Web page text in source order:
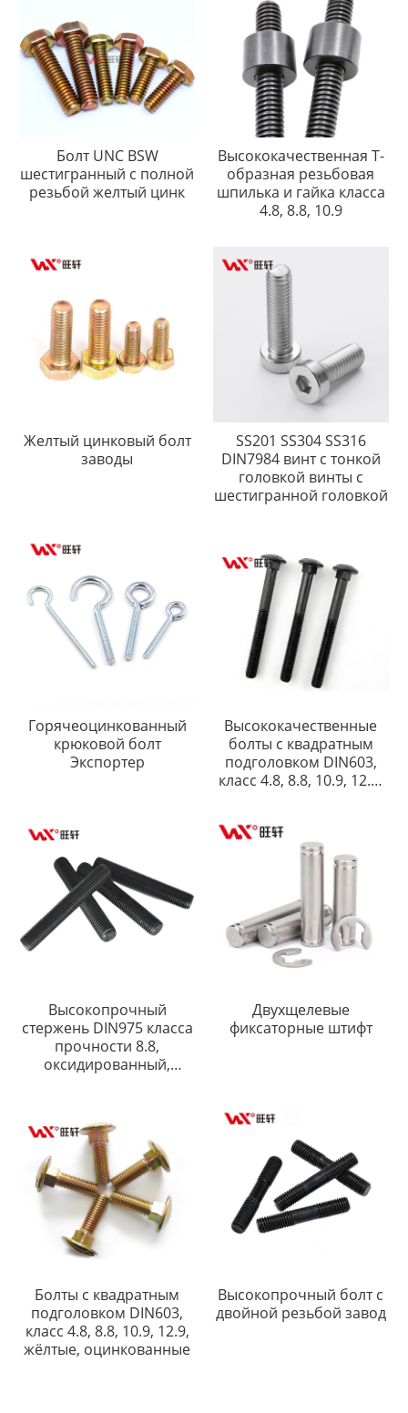
Болт UNC BSW
шестигранный с полной
резьбой желтый цинк
Высококачественная Т-
образная резьбовая
шпилька и гайка класса
4.8, 8.8, 10.9
Желтый цинковый болт
заводы
SS201 SS304 SS316
DIN7984 винт с тонкой
головкой винты с
шестигранной головкой
Горячеоцинкованный
крюковой болт
Экспортер
Высококачественные
болты с квадратным
подголовком DIN603,
класс 4.8, 8.8, 10.9, 12.9,
Высокопрочный
стержень DIN975 класса
прочности 8.8,
оксидированный,
Двухщелевые
фиксаторные штифт
Болты с квадратным
подголовком DIN603,
класс 4.8, 8.8, 10.9, 12.9,
жёлтые, оцинкованные
Высокопрочный болт с
двойной резьбой завод